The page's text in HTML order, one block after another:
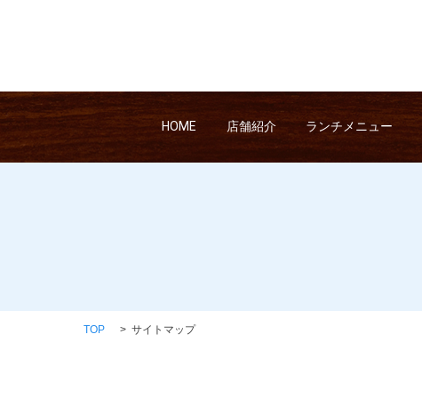
HOME 店舗紹介 ランチメニュー
TOP サイトマップ